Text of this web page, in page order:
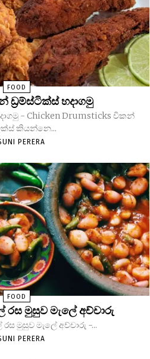
FOOD
ඩ්‍රම්ස්ටික්ස් හදාගමු
- Chicken Drumsticks චිකන්
කියන්නෙ...
PERERA
FOOD
රස මුසුව මැලේ අච්චාරු
මුසුව මැලේ අච්චාරු -...
PERERA